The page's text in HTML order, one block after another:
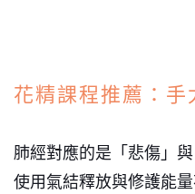
花精課程推薦：手
肺經對應的是「悲傷」
使用氣結釋放與修護能